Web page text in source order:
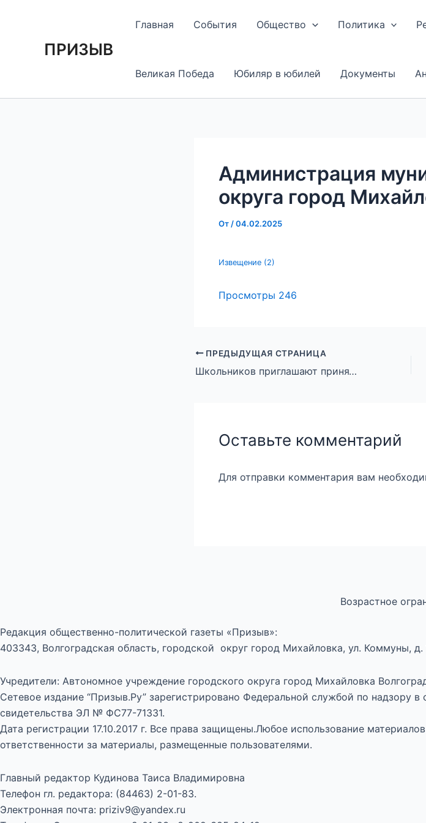
ПРИЗЫВ
Главная События Общество Политика
Великая Победа Юбиляр в юбилей Документы
Администрация
округа город
От /04.02.2025
Извещение (2)
Просмотры 246
по
ПРЕДЫДУЩАЯ СТРАНИЦА
Школьников приглашают принять участие во Всероссийской олимпиаде
Оставьте комментарий
Для отправки комментария вам
Возрастное
Редакция общественно-политической газеты «Призыв»:
403343, Волгоградская область, городской округ город Михайловка, ул. Коммуны, д.
Учредители: Автономное учреждение городского округа город Михайловка
Сетевое издание “Призыв.Ру” зарегистрировано Федеральной службой по
свидетельства ЭЛ № ФС77-71331.
Дата регистрации 17.10.2017 г. Все права защищены.Любое использование
ответственности за материалы, размещенные пользователями.
Главный редактор Кудинова Таиса Владимировна
Телефон гл. редактора: (84463) 2-01-83.
Электронная почта: priziv9@yandex.ru